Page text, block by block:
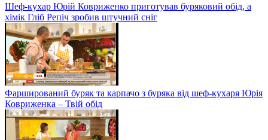
Шеф-кухар Юрій Ковриженко приготував буряковий обід, а
хімік Гліб Репіч зробив штучний сніг
Фарширований буряк та карпачо з буряка від шеф-кухаря Юрія
Ковриженка – Твій обід